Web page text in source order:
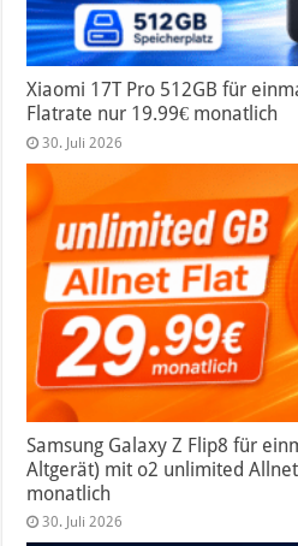
Xiaomi 17T Pro 512GB für
Flatrate nur 19.99€ monatlich
30. Juli 2026
Samsung Galaxy Z Flip8 für
Altgerät) mit o2 unlimited
monatlich
30. Juli 2026